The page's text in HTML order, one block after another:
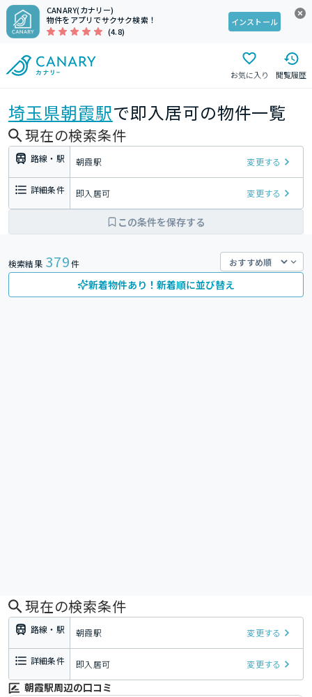
CANARY(カナリー)
物件をアプリでサクサク検索！
(4.8)
インストール
お気に入り 閲覧履歴
埼玉県朝霞駅で即入居可の物件一覧
現在の検索条件
路線・駅 朝霞駅 変更する
詳細条件 即入居可 変更する
この条件を保存する
検索結果 379件
新着物件あり！新着順に並び替え
現在の検索条件
路線・駅 朝霞駅 変更する
詳細条件 即入居可 変更する
朝霞駅周辺の口コミ